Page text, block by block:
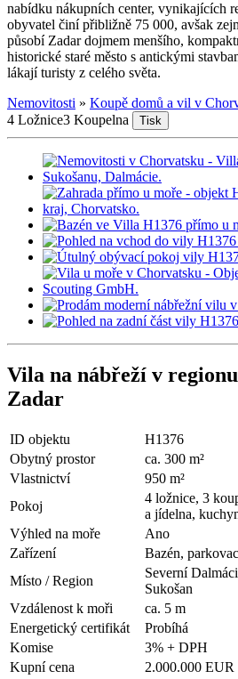
nabídku nákupních center, vynikajících
obyvatel činí přibližně 75 000, avšak
působí Zadar dojmem menšího,
historické staré město s antickými
lákají turisty z celého světa.
Nemovitosti » Koupě domů a vil v
4 Ložnice3 Koupelna Tisk
Vila na nábřeží v
Zadar
ID objektu
H1376
Obytný prostor
ca. 300 m²
Vlastnictví
950 m²
Pokoj
4 ložnice, 3
a jídelna,
Výhled na moře
Ano
Zařízení
Bazén,
Místo / Region
Severní
Sukošan
Vzdálenost k moři
ca. 5 m
Energetický certifikát
Probíhá
Komise
3% + DPH
Kupní cena
2.000.000 EUR